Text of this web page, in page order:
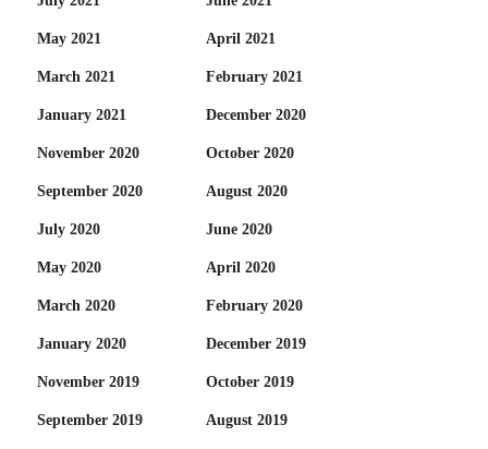
May 2021 April 2021
March 2021 February 2021
January 2021 December 2020
November 2020 October 2020
September 2020 August 2020
July 2020 June 2020
May 2020 April 2020
March 2020 February 2020
January 2020 December 2019
November 2019 October 2019
September 2019 August 2019